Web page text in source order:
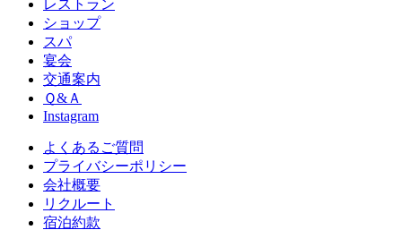
レストラン
ショップ
スパ
宴会
交通案内
Ｑ&Ａ
Instagram
よくあるご質問
プライバシーポリシー
会社概要
リクルート
宿泊約款